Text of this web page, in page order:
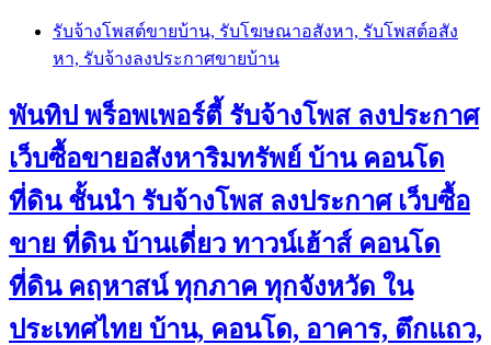
Skip
content
รับจ้างโพสต์ขายบ้าน, รับโฆษณาอสังหา, รับโพสต์อสัง
หา, รับจ้างลงประกาศขายบ้าน
พันทิป พร็อพเพอร์ตี้ รับจ้างโพส ลงประกาศ
เว็บซื้อขายอสังหาริมทรัพย์ บ้าน คอนโด
ที่ดิน ชั้นนำ รับจ้างโพส ลงประกาศ เว็บซื้อ
ขาย ที่ดิน บ้านเดี่ยว ทาวน์เฮ้าส์ คอนโด
ที่ดิน คฤหาสน์ ทุกภาค ทุกจังหวัด ใน
ประเทศไทย บ้าน, คอนโด, อาคาร, ตึกแถว,